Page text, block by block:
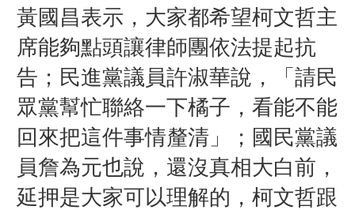
黃國昌表示，大家都希望柯文哲主
席能夠點頭讓律師團依法提起抗
告；民進黨議員許淑華說，「請民
眾黨幫忙聯絡一下橘子，看能不能
回來把這件事情釐清」；國民黨議
員詹為元也說，還沒真相大白前，
延押是大家可以理解的，柯文哲跟